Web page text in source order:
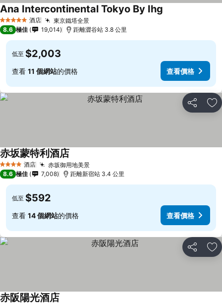
5 星級 酒店 東京鐵塔全景查看價格
Ana Intercontinental Tokyo By Ihg
8.6 極佳 19,014 距離澀谷站 3.8 公里
低至 $2,003
查看 11 個網站的價格 查看價格
分享 放
4 星級 酒店 赤坂御用地美景查看價格
赤坂蒙特利酒店
8.6 極佳 7,008 距離新宿站 3.4 公里
低至 $592
查看 14 個網站的價格 查看價格
分享 放
赤阪陽光酒店